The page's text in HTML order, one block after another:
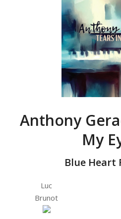
Anthony
My
Blue Heart
Luc
Brunot